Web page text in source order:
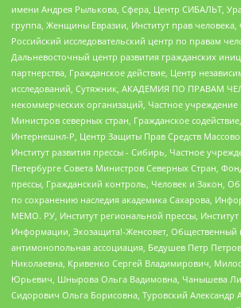
имени Андрея Рылькова, Сфера, Центр СИБАЛЬТ,
группа, Женщины Евразии, Институт прав человека,
Российский исследовательский центр по правам
Дальневосточный центр развития гражданских
партнерства, Гражданское действие, Центр
исследований, Сутяжник, АКАДЕМИЯ ПО ПРАВАМ
некоммерческих организаций, Частное учреждение
Министров северных стран, Гражданское
Интернешнл-Р, Центр Защиты Прав Средств
Институт развития прессы - Сибирь, Частное
Петербурге Совета Министров Северных Стран,
прессы, Гражданский контроль, Человек и Закон,
по сохранению наследия академика Сахарова,
МЕМО. РУ, Институт региональной прессы,
Информации, Экозащита!-Женсовет, Общественный
антимонопольная ассоциация, Бедушев Петр
Николаевна, Кривенко Сергей Владимирович,
Юрьевич, Шнырова Ольга Вадимовна, Чанышева
Сидорович Ольга Борисовна, Туровский Александр